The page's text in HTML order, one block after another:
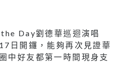
Day劉德華巡迴演唱
日開鑼，能夠再次見證華
中好友都第一時間現身支